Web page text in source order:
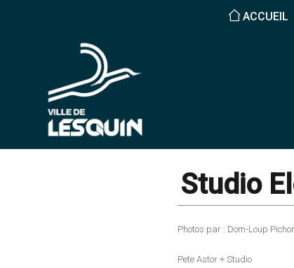
ACCUEIL
Studio
Photos par : Dom-Loup
Pete Astor + Studio